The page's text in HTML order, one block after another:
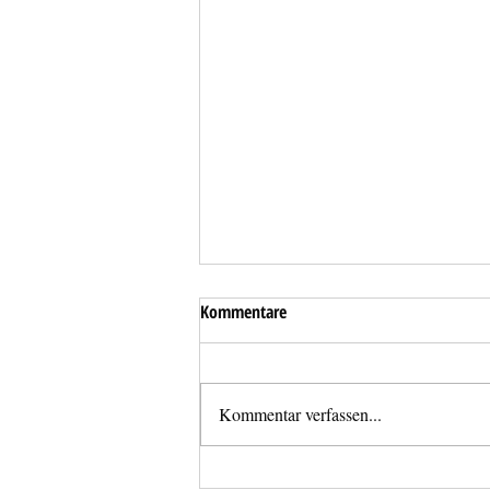
Dringende Türöffnung im Stadtteil
Kommentare
Kommentar verfassen...